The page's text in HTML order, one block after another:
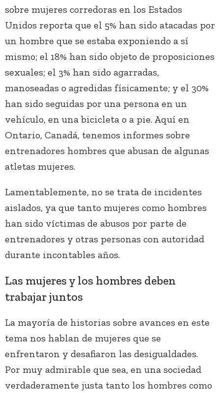
sobre mujeres corredoras en los Estados
Unidos reporta que el 5% han sido atacadas por
un hombre que se estaba exponiendo a sí
mismo; el 18% han sido objeto de proposiciones
sexuales; el 3% han sido agarradas,
manoseadas o agredidas físicamente; y el 30%
han sido seguidas por una persona en un
vehículo, en una bicicleta o a pie. Aquí en
Ontario, Canadá, tenemos informes sobre
entrenadores hombres que abusan de algunas
atletas mujeres.
Lamentablemente, no se trata de incidentes
aislados, ya que tanto mujeres como hombres
han sido víctimas de abusos por parte de
entrenadores y otras personas con autoridad
durante incontables años.
Las mujeres y los hombres deben
trabajar juntos
La mayoría de historias sobre avances en este
tema nos hablan de mujeres que se
enfrentaron y desafiaron las desigualdades.
Por muy admirable que sea, en una sociedad
verdaderamente justa tanto los hombres como